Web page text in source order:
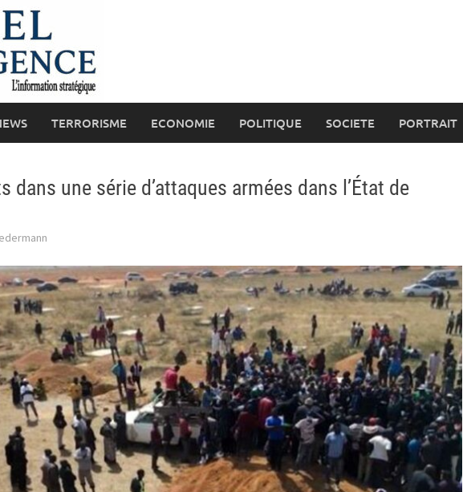
TERRORISME ECONOMIE POLITIQUE SOCIETE PORTRAIT
dans une série d’attaques armées dans l’État de